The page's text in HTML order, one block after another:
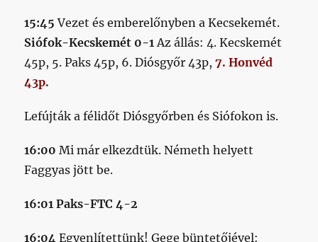
15:45 Vezet és emberelőnyben a Kecsekemét.
Siófok-Kecskemét 0-1Az állás: 4. Kecskemét
45p, 5. Paks 45p, 6. Diósgyőr 43p,7. Honvéd
43p.
Lefújták a félidőt Diósgyőrben és Siófokon is.
16:00 Mi már elkezdtük. Németh helyett
Faggyas jött be.
16:01 Paks-FTC 4-2
16:04Egyenlítettünk! Gege büntetőjével: